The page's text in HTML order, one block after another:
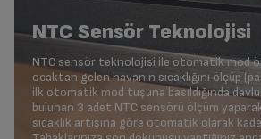
NTC Sensör Teknolojisi
NTC sensör teknolojisi ile otomatik mod
ocaktan gelen havanın sıcaklığını ölçüp
ilk otomatik mod tuşuna basıldığında
bulunan 3 adet NTC sensörü ölçüm
sıcaklık artışına göre otomatik olarak